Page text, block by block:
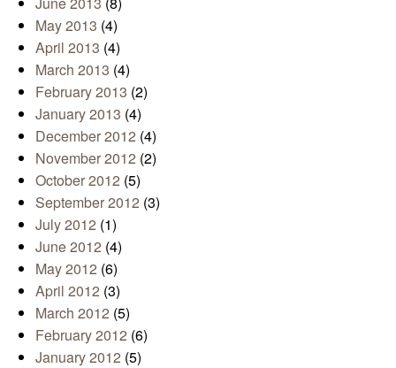
May 2013 (4)
April 2013 (4)
March 2013 (4)
February 2013 (2)
January 2013 (4)
December 2012 (4)
November 2012 (2)
October 2012 (5)
September 2012 (3)
July 2012 (1)
June 2012 (4)
May 2012 (6)
April 2012 (3)
March 2012 (5)
February 2012 (6)
January 2012 (5)